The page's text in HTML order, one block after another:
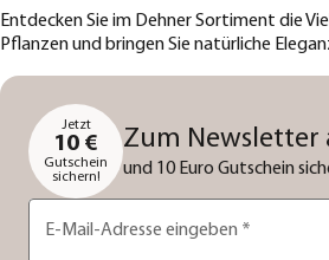
Entdecken Sie im Dehner Sortiment die
Pflanzen und bringen Sie natürliche
Jetzt
10 €
Gutschein
sichern!
Zum Newsletter
und 10 Euro Gutschein
E-Mail-Adresse eingeben *